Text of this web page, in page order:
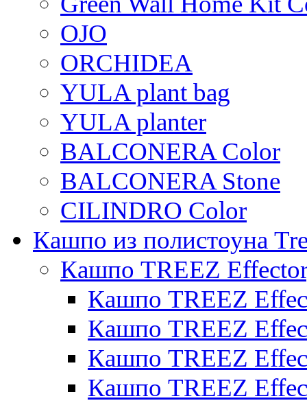
OJO
ORCHIDEA
YULA plant bag
YULA planter
BALCONERA Color
BALCONERA Stone
CILINDRO Color
Кашпо из полистоуна
Кашпо TREEZ
Кашпо TREEZ
Кашпо TREEZ
Кашпо TREEZ
Кашпо TREEZ